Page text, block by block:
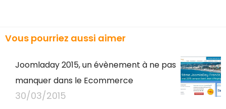
Vous pourriez aussi aimer
Joomladay 2015, un évènement à ne pas
manquer dans le Ecommerce
30/03/2015